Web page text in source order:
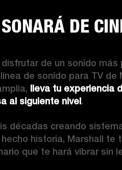
DE
de un sonido más
de sonido para TV de
lleva tu experiencia
al siguiente nivel.
décadas creando
historia, Marshall te
que te hará vibrar sin